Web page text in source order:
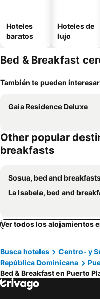
Hoteles
baratos
Hoteles de
lujo
Bed & Breakfast
También te pueden
Gaia Residence Deluxe
Other popular
breakfasts
Sosua, bed and
La Isabela, bed and
Ver todos los alojamientos
Busca hoteles
Centro- y
República Dominicana
Bed & Breakfast en Puerto